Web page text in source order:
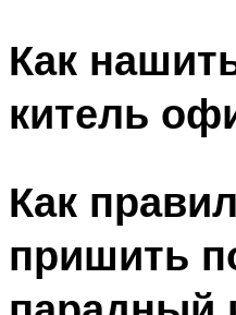
Как
китель
Как
пришить